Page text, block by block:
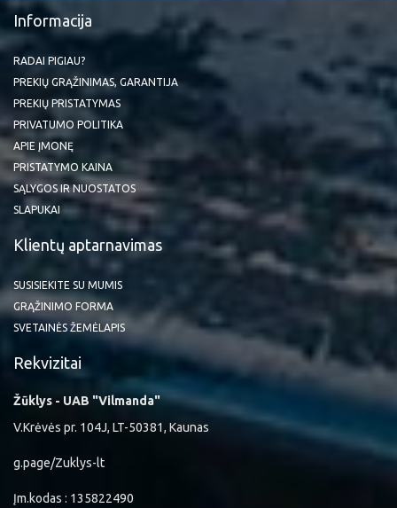
Informacija
RADAI PIGIAU?
PREKIŲ GRĄŽINIMAS, GARANTIJA
PREKIŲ PRISTATYMAS
PRIVATUMO POLITIKA
APIE ĮMONĘ
PRISTATYMO KAINA
SĄLYGOS IR NUOSTATOS
SLAPUKAI
Klientų aptarnavimas
SUSISIEKITE SU MUMIS
GRĄŽINIMO FORMA
SVETAINĖS ŽEMĖLAPIS
Rekvizitai
Žūklys - UAB "Vilmanda"
V.Krėvės pr. 104J, LT-50381, Kaunas
g.page/Zuklys-lt
Įm.kodas : 135822490